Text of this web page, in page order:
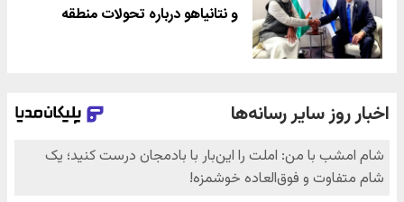
و نتانیاهو درباره تحولات منطقه